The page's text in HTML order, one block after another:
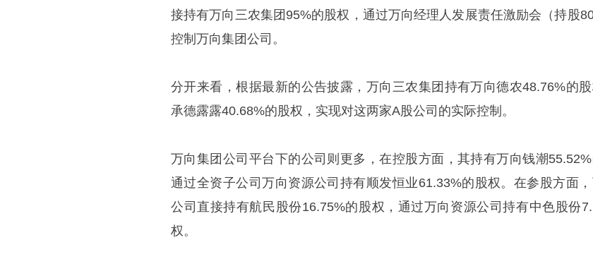
接持有万向三农集团95%的股权，通过万向经理人发展责任激励会（持股
控制万向集团公司。
分开来看，根据最新的公告披露，万向三农集团持有万向德农48.76%的
承德露露40.68%的股权，实现对这两家A股公司的实际控制。
万向集团公司平台下的公司则更多，在控股方面，其持有万向钱潮55.52%
通过全资子公司万向资源公司持有顺发恒业61.33%的股权。在参股方面
公司直接持有航民股份16.75%的股权，通过万向资源公司持有中色股份
权。